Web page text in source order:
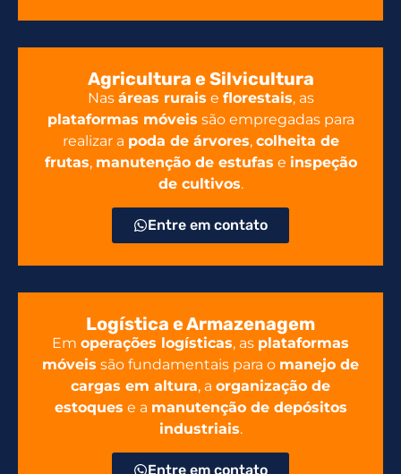
Agricultura e Silvicultura
Nas áreas rurais e florestais, as
plataformas móveis são empregadas para
realizar a poda de árvores, colheita de
frutas, manutenção de estufas e inspeção
de cultivos.
Entre em contato
Logística e Armazenagem
Em operações logísticas, as plataformas
móveis são fundamentais para o manejo de
cargas em altura, a organização de
estoques e a manutenção de depósitos
industriais.
Entre em contato